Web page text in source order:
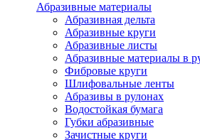
Абразивные материалы
Абразивная дельта
Абразивные круги
Абразивные листы
Абразивные материалы в
Фибровые круги
Шлифовальные ленты
Абразивы в рулонах
Водостойкая бумага
Губки абразивные
Зачистные круги